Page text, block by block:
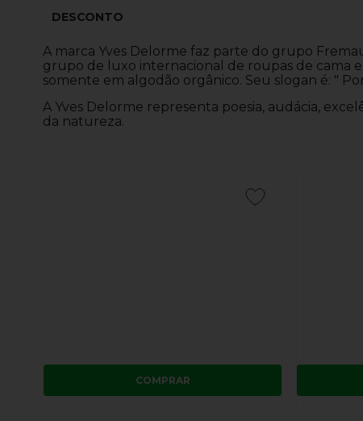
DESCONTO
A marca Yves Delorme faz parte do grupo
grupo de luxo internacional de roupas de cama e
somente em algodão orgânico. Seu slogan é: "
A Yves Delorme representa poesia, audácia,
da natureza.
COMPRAR